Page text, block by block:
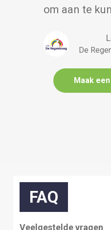
om aan te
De
Maak
FAQ
Veelgestelde vragen